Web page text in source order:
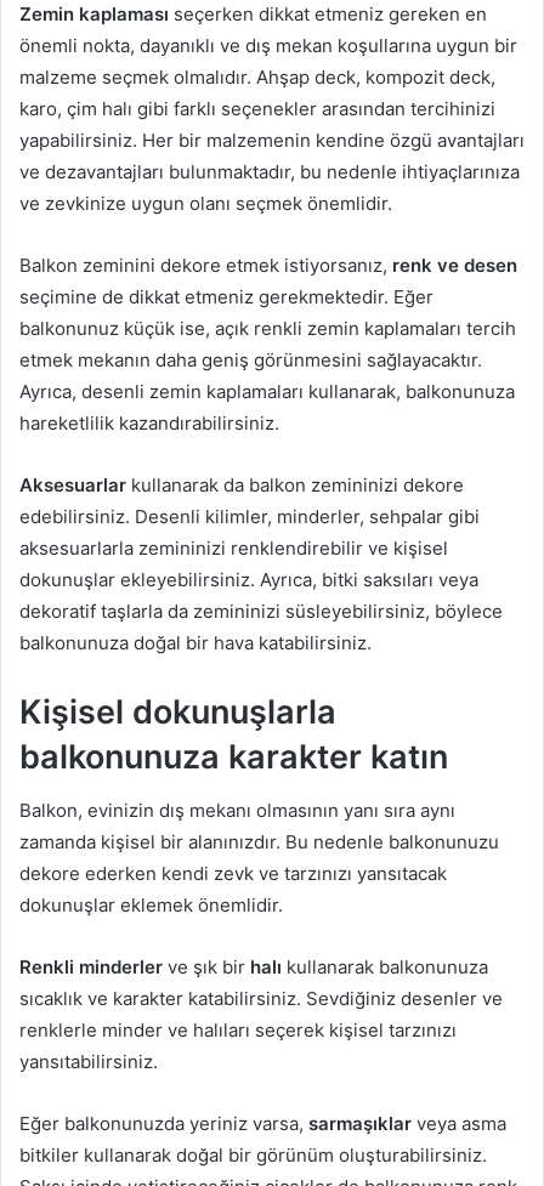
Zemin kaplaması seçerken dikkat etmeniz gereken en
önemli nokta, dayanıklı ve dış mekan koşullarına uygun bir
malzeme seçmek olmalıdır. Ahşap deck, kompozit deck,
karo, çim halı gibi farklı seçenekler arasından tercihinizi
yapabilirsiniz. Her bir malzemenin kendine özgü avantajları
ve dezavantajları bulunmaktadır, bu nedenle ihtiyaçlarınıza
ve zevkinize uygun olanı seçmek önemlidir.
Balkon zeminini dekore etmek istiyorsanız, renk ve desen
seçimine de dikkat etmeniz gerekmektedir. Eğer
balkonunuz küçük ise, açık renkli zemin kaplamaları tercih
etmek mekanın daha geniş görünmesini sağlayacaktır.
Ayrıca, desenli zemin kaplamaları kullanarak, balkonunuza
hareketlilik kazandırabilirsiniz.
Aksesuarlar kullanarak da balkon zemininizi dekore
edebilirsiniz. Desenli kilimler, minderler, sehpalar gibi
aksesuarlarla zemininizi renklendirebilir ve kişisel
dokunuşlar ekleyebilirsiniz. Ayrıca, bitki saksıları veya
dekoratif taşlarla da zemininizi süsleyebilirsiniz, böylece
balkonunuza doğal bir hava katabilirsiniz.
Kişisel dokunuşlarla
balkonunuza karakter katın
Balkon, evinizin dış mekanı olmasının yanı sıra aynı
zamanda kişisel bir alanınızdır. Bu nedenle balkonunuzu
dekore ederken kendi zevk ve tarzınızı yansıtacak
dokunuşlar eklemek önemlidir.
Renkli minderler ve şık bir halı kullanarak balkonunuza
sıcaklık ve karakter katabilirsiniz. Sevdiğiniz desenler ve
renklerle minder ve halıları seçerek kişisel tarzınızı
yansıtabilirsiniz.
Eğer balkonunuzda yeriniz varsa, sarmaşıklar veya asma
bitkiler kullanarak doğal bir görünüm oluşturabilirsiniz.